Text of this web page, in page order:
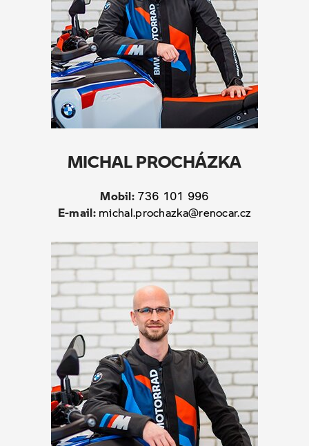
MICHAL PROCHÁZKA
Mobil: 736 101 996
E-mail: michal.prochazka@renocar.cz